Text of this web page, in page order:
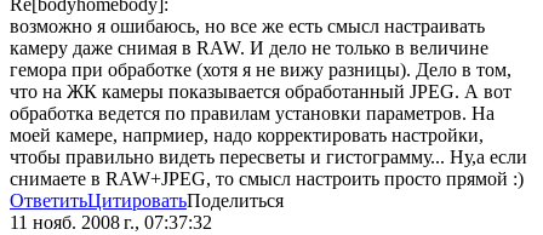
Re[bodyhomebody]:
возможно я ошибаюсь, но все же есть смысл настраивать
камеру даже снимая в RAW. И дело не только в величине
гемора при обработке (хотя я не вижу разницы). Дело в том,
что на ЖК камеры показывается обработанный JPEG. А вот
обработка ведется по правилам установки параметров. На
моей камере, напрмиер, надо корректировать настройки,
чтобы правильно видеть пересветы и гистограмму... Ну,а если
снимаете в RAW+JPEG, то смысл настроить просто прямой :)
ОтветитьЦитироватьПоделиться
11 нояб. 2008 г., 07:37:32